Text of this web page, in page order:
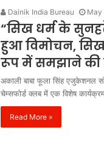
Dainik India Bureau May
“सिख धर्म के
हुआ विमोचन,
रूप में समझाने
अकाली बाबा फूला सिंह एजुकेशनल
चेम्सफोर्ड क्लब में एक विशेष
Read More »